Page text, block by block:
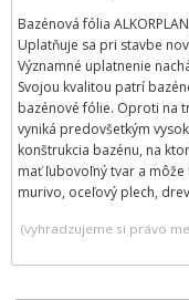
Bazénová fólia
Uplatňuje sa pri stavbe
Významné uplatnenie
Svojou kvalitou patrí
bazénové fólie. Oproti na
vyniká predovšetkým
konštrukcia bazénu, na
mať ľubovoľný tvar a
murivo, oceľový plech,
(vyhradzujeme si právo